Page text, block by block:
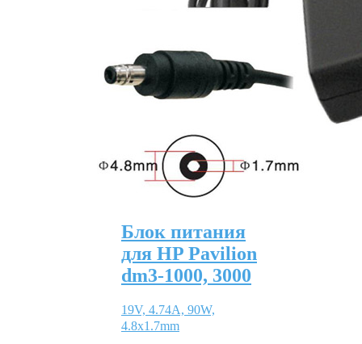
Блок питания
для HP Pavilion
dm3-1000, 3000
19V, 4.74A, 90W,
4.8х1.7mm